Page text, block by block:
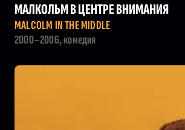
МАЛКОЛЬМ В ЦЕНТРЕ ВНИМАНИЯ
MALCOLM IN THE MIDDLE
2000–2006, комедия